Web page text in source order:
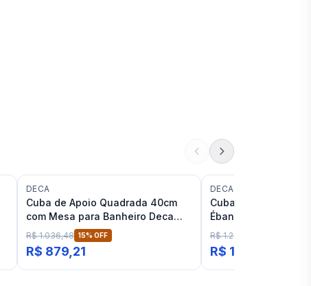
DECA
Cuba de Apoio Quadrada 40cm
com Mesa para Banheiro Deca
Preto Fosco
R$ 1.036,48 15% OFF
R$ 879,21
DECA
Cuba Retangular de
Ébano Fosco Deca
R$ 1.233,87
R$ 1.046,61